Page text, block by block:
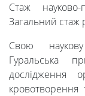
Стаж
Загальний стаж
Свою
Гуральська
дослідження
кровотворення